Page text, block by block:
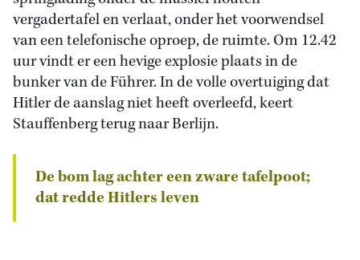
vergadertafel en verlaat, onder het voorwendsel
van een telefonische oproep, de ruimte. Om 12.42
uur vindt er een hevige explosie plaats in de
bunker van de Führer. In de volle overtuiging dat
Hitler de aanslag niet heeft overleefd, keert
Stauffenberg terug naar Berlijn.
De bom lag achter een zware tafelpoot;
dat redde Hitlers leven